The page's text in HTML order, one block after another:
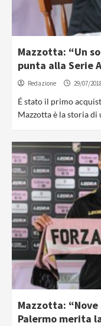
Mazzotta: “Un
punta alla Serie
Redazione 29/07/
É stato il primo
Mazzotta è la storia
Mazzotta:
Palermo merita